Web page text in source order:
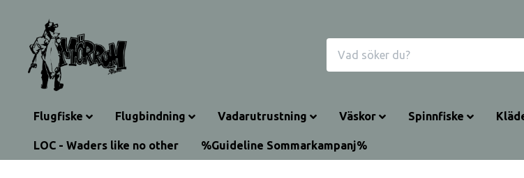
Flugfiske Flugbindning Vadarutrustning Väskor Spinnfiske
LOC - Waders like no other %Guideline Sommarkampanj%